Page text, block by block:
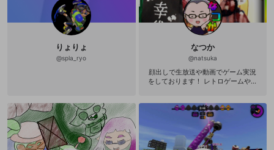
りょりょ
@spla_ryo
なつか
@natsuka
顔出しで生放送や動画でゲーム実況
をしております！ レトロゲームや初
目指して！ 【なつかTwitter】 http://
twitter.com/natsuka79 【Youtube】
https://www.youtube.com/user/sas
asdf 公式サイト http://natsuka051
0.com/